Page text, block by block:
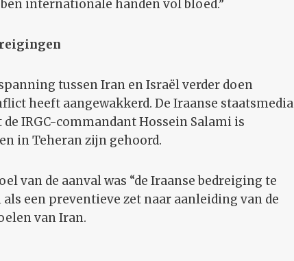
internationale handen vol bloed.”
tussen Iran en Israël verder doen
heeft aangewakkerd. De Iraanse staatsmedia
IRGC-commandant Hossein Salami is
in Teheran zijn gehoord.
van de aanval was “de Iraanse bedreiging te
een preventieve zet naar aanleiding van de
van Iran.